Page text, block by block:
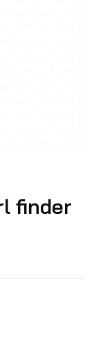
finder